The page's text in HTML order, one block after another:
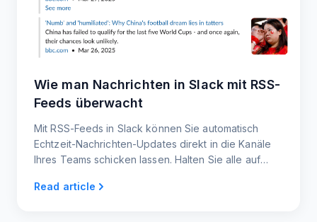
Wie man Nachrichten in Slack mit RSS-
Feeds überwacht
Mit RSS-Feeds in Slack können Sie automatisch
Echtzeit-Nachrichten-Updates direkt in die Kanäle
Ihres Teams schicken lassen. Halten Sie alle auf
Read article